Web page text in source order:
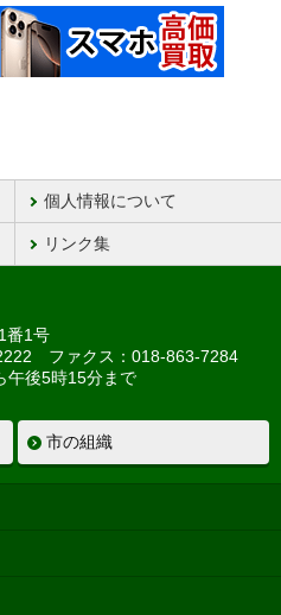
個人情報について
リンク集
番1号
ファクス：018-863-7284
午後5時15分まで
市の組織